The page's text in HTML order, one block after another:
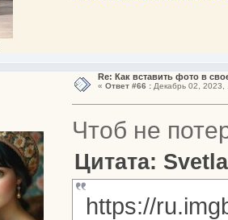
Re: Как вставить фото в
« Ответ #66 :Декабрь 02, 2023,
Чтоб не
Цитата:
https://